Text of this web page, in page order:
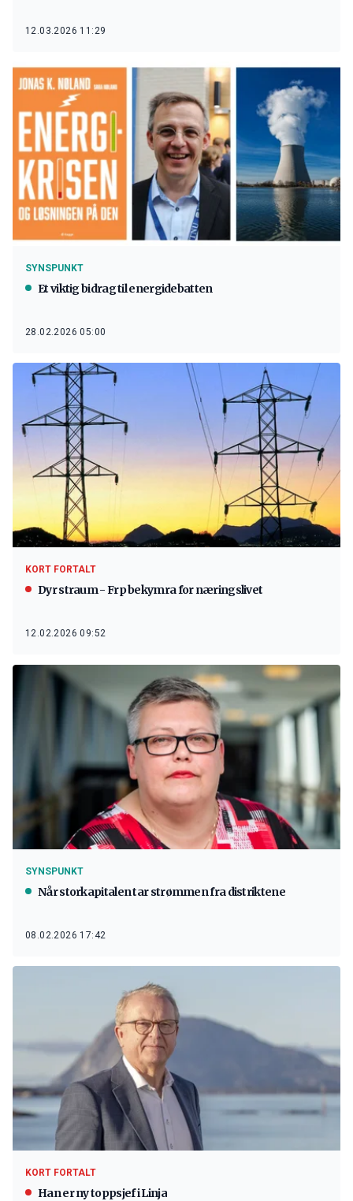
12.03.2026 11:29
SYNSPUNKT
Et viktig bidrag til energidebatten
28.02.2026 05:00
KORT FORTALT
Dyr straum - Frp bekymra for næringslivet
12.02.2026 09:52
SYNSPUNKT
Når storkapitalen tar strømmen fra distriktene
08.02.2026 17:42
KORT FORTALT
Han er ny toppsjef i Linja